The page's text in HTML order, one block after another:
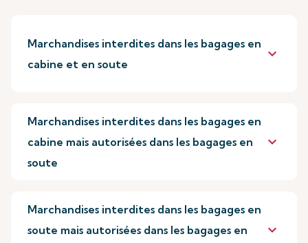
Marchandises interdites dans les bagages en
cabine et en soute
keyboard_arrow_down
Marchandises interdites dans les bagages en
cabine mais autorisées dans les bagages en
soute
keyboard_arrow_down
Marchandises interdites dans les bagages en
soute mais autorisées dans les bagages en
keyboard_arrow_down